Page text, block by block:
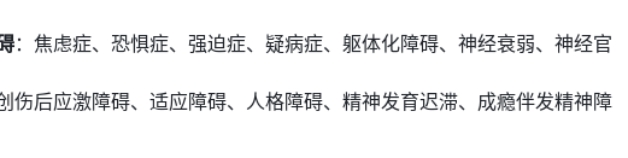
：焦虑症、恐惧症、强迫症、疑病症、躯体化障碍、神经衰弱、神经官
伤后应激障碍、适应障碍、人格障碍、精神发育迟滞、成瘾伴发精神障